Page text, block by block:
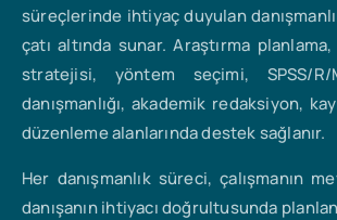
süreçlerinde ihtiyaç duyulan
çatı altında sunar. Araştırma
stratejisi, yöntem seçimi, SPSS/R/
danışmanlığı, akademik redaksiyon,
düzenleme alanlarında destek sağlanır.
Her danışmanlık süreci, çalışmanın
danışanın ihtiyacı doğrultusunda